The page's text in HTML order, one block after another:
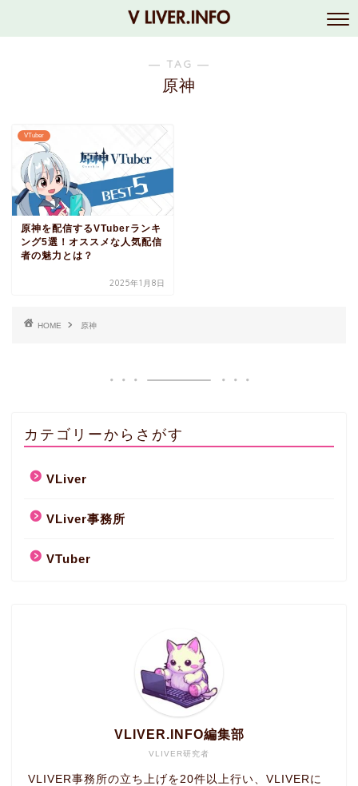
― TAG ―
原神
VTuber
原神を配信するVTuberランキ
ング5選！オススメな人気配信
者の魅力とは？
2025年1月8日
HOME 原神
カテゴリーからさがす
VLiver
VLiver事務所
VTuber
VLIVER研究者
VLIVER.INFO編集部
VLIVER事務所の立ち上げを20件以上行い、VLIVERに